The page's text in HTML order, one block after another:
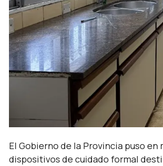
El Gobierno de la Provincia puso
dispositivos de cuidado formal